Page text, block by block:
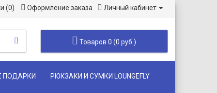
(0) Оформление заказа Личный кабинет
Товаров 0 (0 руб.)
ПОДАРКИ РЮКЗАКИ И СУМКИ LOUNGEFLY